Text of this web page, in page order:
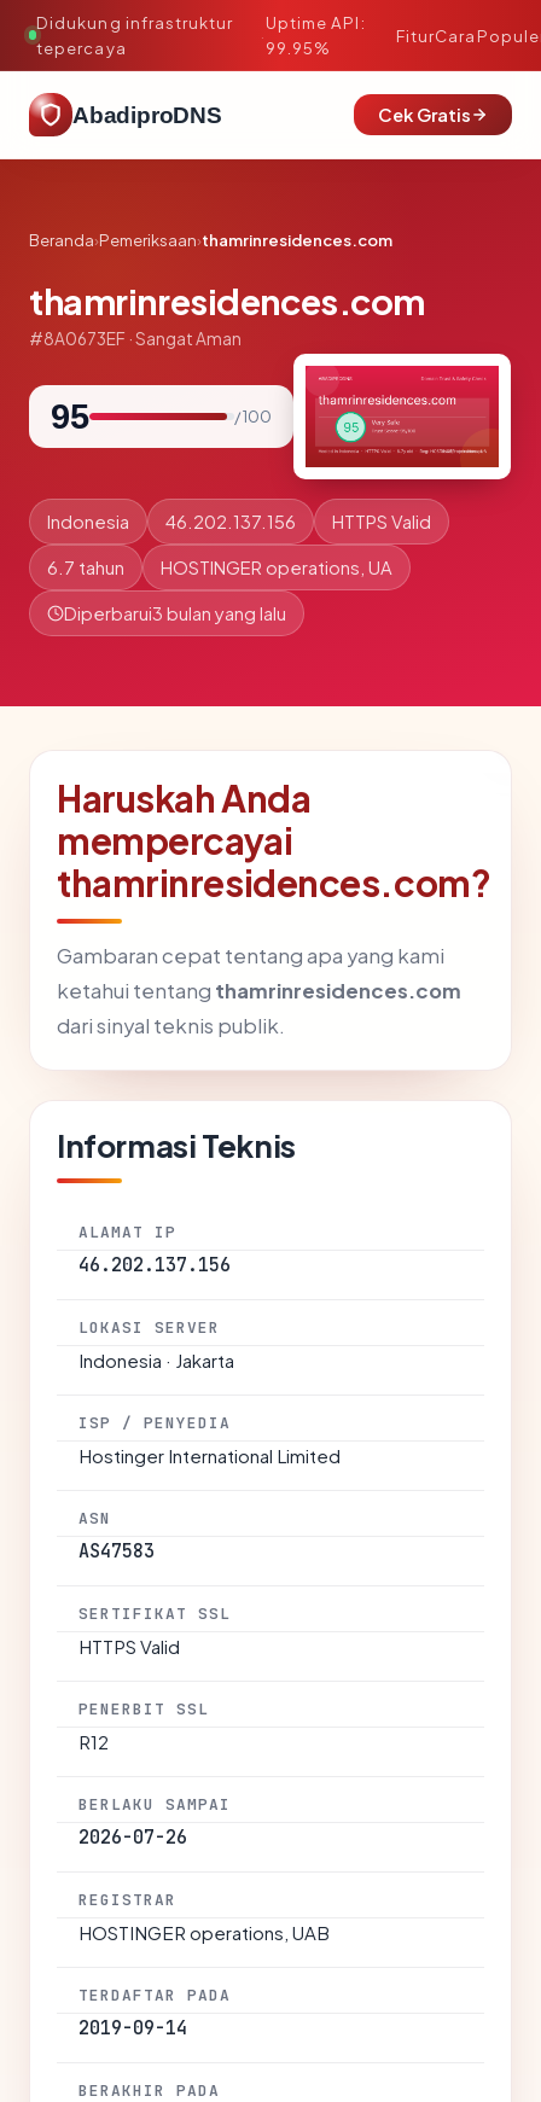
Didukung infrastruktur
tepercaya
·
Uptime API:
99.95%
FiturCara
AbadiproDNS Cek Gratis
Beranda›Pemeriksaan›thamrinresidences.com
thamrinresidences.com
#8A0673EF · Sangat Aman
95 / 100
Indonesia 46.202.137.156 HTTPS Valid
6.7 tahun HOSTINGER operations, UA
Diperbarui3 bulan yang lalu
Haruskah Anda
mempercayai
thamrinresidences.com?
Gambaran cepat tentang apa yang kami
ketahui tentang thamrinresidences.com
dari sinyal teknis publik.
Informasi Teknis
ALAMAT IP
46.202.137.156
LOKASI SERVER
Indonesia · Jakarta
ISP / PENYEDIA
Hostinger International Limited
ASN
AS47583
SERTIFIKAT SSL
HTTPS Valid
PENERBIT SSL
R12
BERLAKU SAMPAI
2026-07-26
REGISTRAR
HOSTINGER operations, UAB
TERDAFTAR PADA
2019-09-14
BERAKHIR PADA